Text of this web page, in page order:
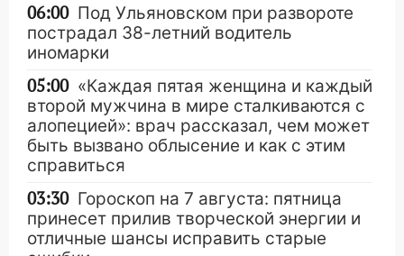
06:00 Под Ульяновском при развороте
пострадал 38-летний водитель
иномарки
05:00 «Каждая пятая женщина и каждый
второй мужчина в мире сталкиваются с
алопецией»: врач рассказал, чем может
быть вызвано облысение и как с этим
справиться
03:30 Гороскоп на 7 августа: пятница
принесет прилив творческой энергии и
отличные шансы исправить старые